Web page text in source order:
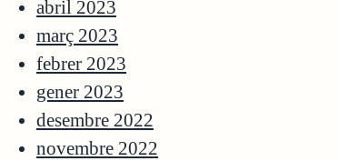
abril 2023
març 2023
febrer 2023
gener 2023
desembre 2022
novembre 2022